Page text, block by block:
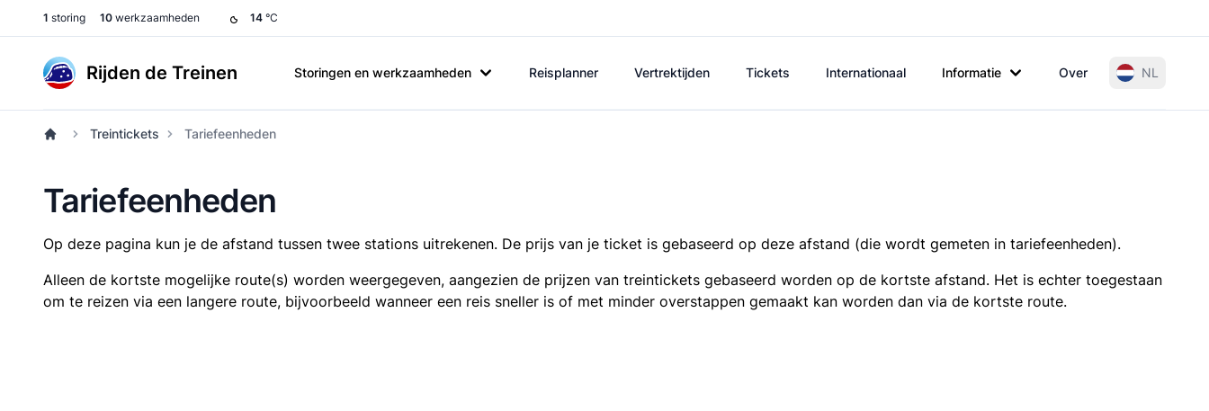
1 storing 10 werkzaamheden 14 °C
Rijden de Treinen Storingen en werkzaamheden Reisplanner Vertrektijden Tickets Internationaal Informatie Over NL
Treintickets Tariefeenheden
Tariefeenheden
Op deze pagina kun je de afstand tussen twee stations uitrekenen. De prijs van je ticket is gebaseerd op deze afstand (die wordt gemeten in tariefeenheden).
Alleen de kortste mogelijke route(s) worden weergegeven, aangezien de prijzen van treintickets gebaseerd worden op de kortste afstand. Het is echter toegestaan
om te reizen via een langere route, bijvoorbeeld wanneer een reis sneller is of met minder overstappen gemaakt kan worden dan via de kortste route.